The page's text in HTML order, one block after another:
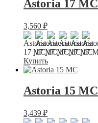
Astoria 17 МС
3,560 ₽
Купить
Astoria 15 МС
3,439 ₽